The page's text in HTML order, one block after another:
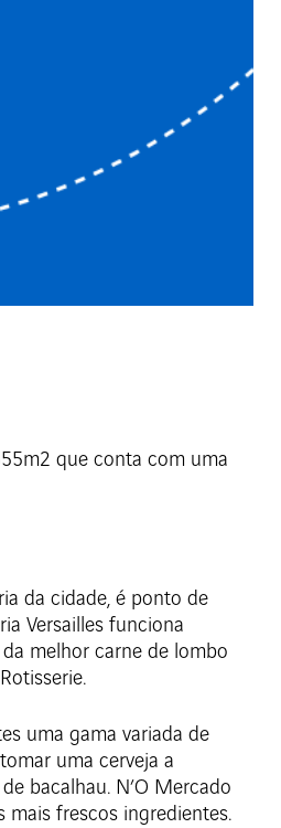
que conta com uma
da cidade, é ponto de
Versailles funciona
melhor carne de lombo
uma gama variada de
uma cerveja a
bacalhau. N’O Mercado
mais frescos ingredientes.